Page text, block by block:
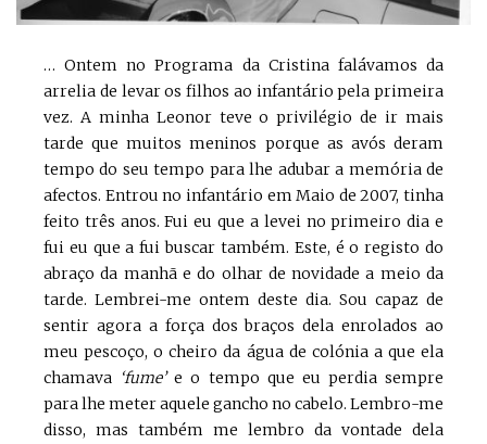
… Ontem no Programa da Cristina falávamos da
arrelia de levar os filhos ao infantário pela primeira
vez. A minha Leonor teve o privilégio de ir mais
tarde que muitos meninos porque as avós deram
tempo do seu tempo para lhe adubar a memória de
afectos. Entrou no infantário em Maio de 2007, tinha
feito três anos. Fui eu que a levei no primeiro dia e
fui eu que a fui buscar também. Este, é o registo do
abraço da manhã e do olhar de novidade a meio da
tarde. Lembrei-me ontem deste dia. Sou capaz de
sentir agora a força dos braços dela enrolados ao
meu pescoço, o cheiro da água de colónia a que ela
chamava ‘fume’e o tempo que eu perdia sempre
para lhe meter aquele gancho no cabelo. Lembro-me
disso, mas também me lembro da vontade dela